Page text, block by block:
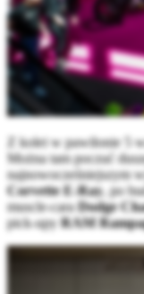
Z kolei w pawilonie 5
Można tam poczuć
najnowocześniejszym
Corvette E-Ray, po
muscle-caraDodge
pick-upyRAM